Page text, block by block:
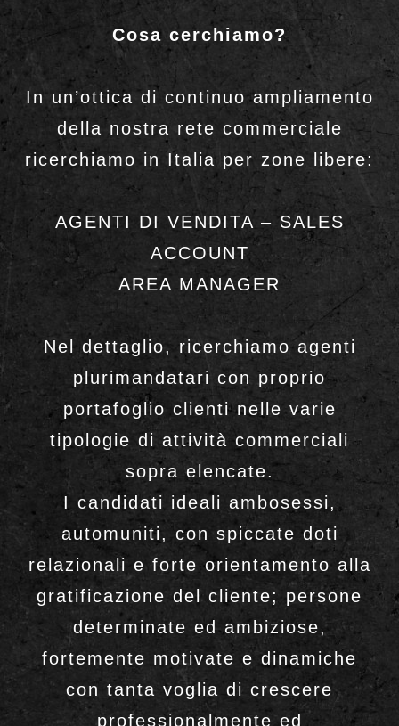
Cosa cerchiamo?
In un’ottica di continuo ampliamento
della nostra rete commerciale
ricerchiamo in Italia per zone libere:
AGENTI DI VENDITA – SALES
ACCOUNT
AREA MANAGER
Nel dettaglio, ricerchiamo agenti
plurimandatari con proprio
portafoglio clienti nelle varie
tipologie di attività commerciali
sopra elencate.
I candidati ideali ambosessi,
automuniti, con spiccate doti
relazionali e forte orientamento alla
gratificazione del cliente; persone
determinate ed ambiziose,
fortemente motivate e dinamiche
con tanta voglia di crescere
professionalmente ed